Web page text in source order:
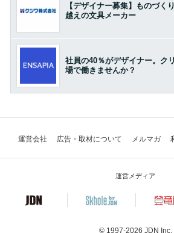
【デザイナー募集】ものづく
越えの文具メーカー
社員の40％がデザイナー。ク
場で働きませんか？
運営会社 広告・取材について メルマガ
運営メディア
© 1997-2026 JDN Inc.